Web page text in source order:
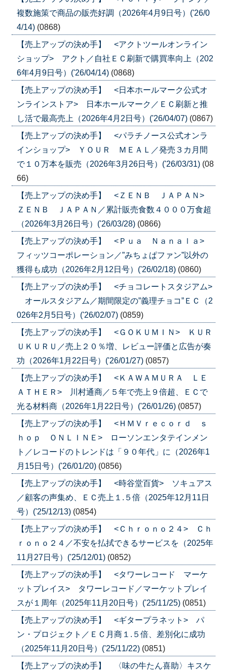
複数施策で商品の販売好調（2026年4月9日号）('26/0
4/14) (0868)
【売上アップの決め手】 <アクトツールオンライン
ショップ> アクト／自社ＥＣ刷新で購買率向上（202
6年4月9日号）('26/04/14) (0868)
【売上アップの決め手】 <日本ホールマーク公式オ
ンラインストア> 日本ホールマーク／ＥＣ刷新と推
し活で最高売上（2026年4月2日号）('26/04/07) (0867)
【売上アップの決め手】 <パラチノース公式オンラ
インショップ> ＹＯＵＲ ＭＥＡＬ／発売３カ月間
で１０万本を販売（2026年3月26日号）('26/03/31) (08
66)
【売上アップの決め手】 <ＺＥＮＢ ＪＡＰＡＮ>
ＺＥＮＢ ＪＡＰＡＮ／累計販売食数４０００万食超
（2026年3月26日号）('26/03/28) (0866)
【売上アップの決め手】 <Ｐｕａ Ｎａｎａｌａ>
フィッツコーポレーション／”みちょぱファン”以外の
獲得も成功（2026年2月12日号）('26/02/18) (0860)
【売上アップの決め手】 <チョコレートスタジアム>
オールスタジアム／期間限定の”義理チョコ”ＥＣ（2
026年2月5日号）('26/02/07) (0859)
【売上アップの決め手】 <ＧＯＫＵＭＩＮ> ＫＵＲ
ＵＫＵＲＵ／売上２０％増、レビュー評価と広告が奏
功（2026年1月22日号）('26/01/27) (0857)
【売上アップの決め手】 <ＫＡＷＡＭＵＲＡ ＬＥ
ＡＴＨＥＲ> 川村通商／５年で売上９倍超、ＥＣで
光る材料商（2026年1月22日号）('26/01/26) (0857)
【売上アップの決め手】 <ＨＭＶｒｅｃｏｒｄ ｓ
ｈｏｐ ＯＮＬＩＮＥ> ローソンエンタテインメン
ト／レコードのトレンドは「９０年代」に（2026年1
月15日号）('26/01/20) (0856)
【売上アップの決め手】 <時谷堂百貨> ソキュアス
／顧客の声集め、ＥＣ売上１.５倍（2025年12月11日
号）('25/12/13) (0854)
【売上アップの決め手】 <Ｃｈｒｏｎｏ２４> Ｃｈ
ｒｏｎｏ２４／不安を払拭できるサービスを（2025年
11月27日号）('25/12/01) (0852)
【売上アップの決め手】 <タワーレコード マーケ
ットプレイス> タワーレコード／マーケットプレイ
スが１周年（2025年11月20日号）('25/11/25) (0851)
【売上アップの決め手】 <ギタープラネット> パ
ン・プロジェクト／ＥＣ月商１.５倍、差別化に成功
（2025年11月20日号）('25/11/22) (0851)
【売上アップの決め手】 〈味の牛たん喜助〉キスケ